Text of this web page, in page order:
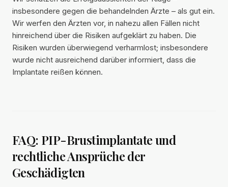
insbesondere gegen die behandelnden Ärzte – als gut ein.
Wir werfen den Ärzten vor, in nahezu allen Fällen nicht
hinreichend über die Risiken aufgeklärt zu haben. Die
Risiken wurden überwiegend verharmlost; insbesondere
wurde nicht ausreichend darüber informiert, dass die
Implantate reißen können.
FAQ: PIP-Brustimplantate und
rechtliche Ansprüche der
Geschädigten